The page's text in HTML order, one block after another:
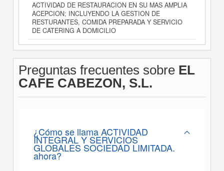
ACTIVIDAD DE RESTAURACION EN SU MAS AMPLIA
ACEPCION; INCLUYENDO LA GESTION DE
RESTURANTES, COMIDA PREPARADA Y SERVICIO
DE CATERING A DOMICILIO
Preguntas frecuentes sobre EL
CAFE CABEZON, S.L.
¿Cómo se llama ACTIVIDAD
INTEGRAL Y SERVICIOS
GLOBALES SOCIEDAD LIMITADA.
ahora?